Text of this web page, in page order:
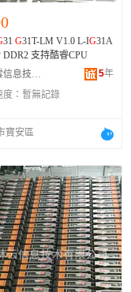
31 G31T-LM V1.0 L-IG31A
DDR2 支持酷睿CPU
深圳市林雲信息技術有限公司
5年
： 暫無記錄
寶安區